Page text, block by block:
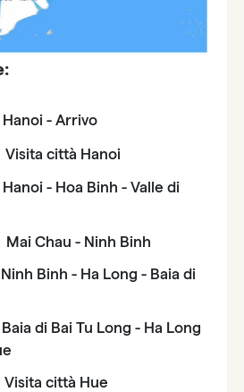
Hanoi - Arrivo
Visita città Hanoi
Hanoi - Hoa Binh - Valle di
Mai Chau - Ninh Binh
Ninh Binh - Ha Long - Baia di
Baia di Bai Tu Long - Ha Long
Visita città Hue